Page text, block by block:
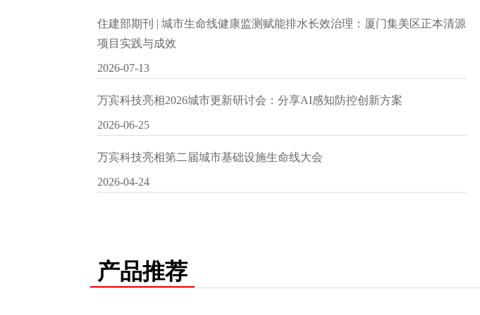
住建部期刊 | 城市生命线健康监测赋能排水长效治理：厦门集美区正本清源
项目实践与成效
2026-07-13
万宾科技亮相2026城市更新研讨会：分享AI感知防控创新方案
2026-06-25
万宾科技亮相第二届城市基础设施生命线大会
2026-04-24
产品推荐